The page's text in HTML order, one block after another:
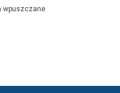
wpuszczane